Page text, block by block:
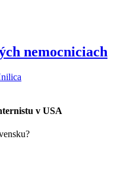
nemocniciach
v USA